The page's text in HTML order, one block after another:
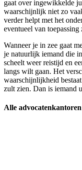
gaat over ingewikkelde
waarschijnlijk niet zo
verder helpt met het
eventueel van
Wanneer je in zee gaat
je natuurlijk iemand die
scheelt weer reistijd en
langs wilt gaan. Het
waarschijnlijkheid
zult zien. Dan is iemand
Alle